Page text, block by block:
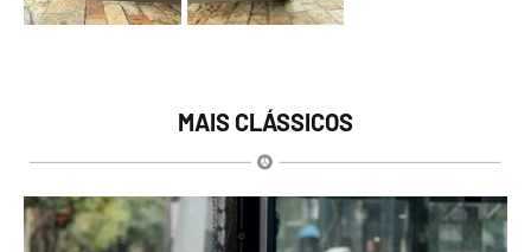
MAIS CLÁSSICOS